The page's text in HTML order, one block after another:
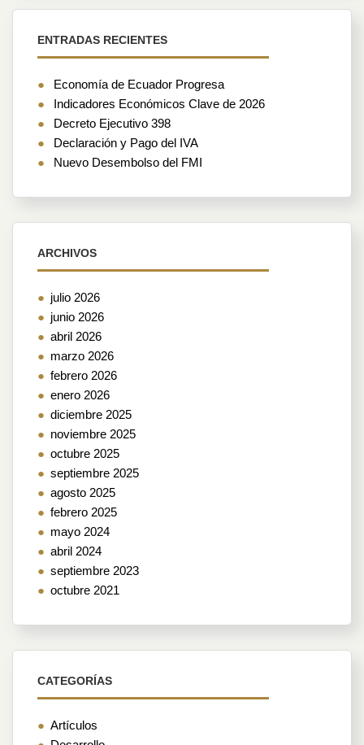
ENTRADAS RECIENTES
Economía de Ecuador Progresa
Indicadores Económicos Clave de 2026
Decreto Ejecutivo 398
Declaración y Pago del IVA
Nuevo Desembolso del FMI
ARCHIVOS
julio 2026
junio 2026
abril 2026
marzo 2026
febrero 2026
enero 2026
diciembre 2025
noviembre 2025
octubre 2025
septiembre 2025
agosto 2025
febrero 2025
mayo 2024
abril 2024
septiembre 2023
octubre 2021
CATEGORÍAS
Artículos